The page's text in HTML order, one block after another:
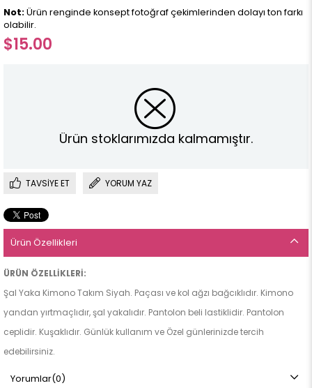
Not:Ürün renginde konsept fotoğraf çekimlerinden dolayı ton farkı
olabilir.
$15.00
Ürün stoklarımızda kalmamıştır.
TAVSIYE ET YORUM YAZ
Ürün Özellikleri
ÜRÜN ÖZELLİKLERİ:
Şal Yaka Kimono Takım Siyah. Paçası ve kol ağzı bağcıklıdır. Kimono
yandan yırtmaçlıdır, şal yakalıdır. Pantolon beli lastiklidir. Pantolon
ceplidir. Kuşaklıdır. Günlük kullanım ve Özel günlerinizde tercih
edebilirsiniz.
Yorumlar(0)